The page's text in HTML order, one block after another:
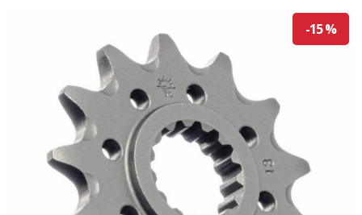
-15 %